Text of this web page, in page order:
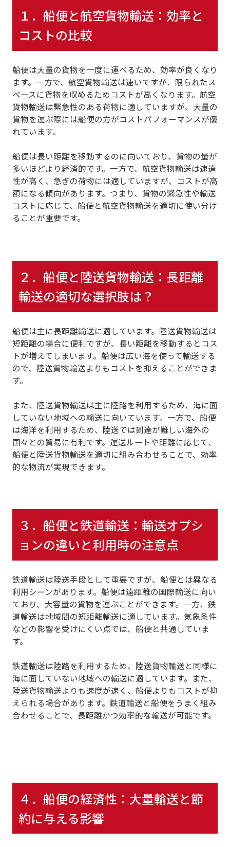
１． 船便と航空貨物輸送：効率と
コストの比較
船便は大量の貨物を一度に運べるため、効率が良くなり
ます。一方で、 航空貨物輸送は速いですが、限られたス
ペースに貨物を収めるためコストが高くなります。航空
貨物輸送は緊急性のある荷物に適していますが、大量の
貨物を運ぶ際には船便の方がコストパフォーマンスが優
れています。
船便は長い距離を移動するのに向いており、貨物の量が
多いほどより経済的です。一方で、航空貨物輸送は速達
性が高く、急ぎの荷物には適していますが、コストが高
額になる傾向があります。つまり、 貨物の緊急性や輸送
コストに応じて、船便と航空貨物輸送を適切に使い分け
ることが重要です。
２． 船便と陸送貨物輸送：長距離
輸送の適切な選択肢は？
船便は主に長距離輸送に適しています。 陸送貨物輸送は
短距離の場合に便利ですが、長い距離を移動するとコス
トが増えてしまいます。船便は広い海を使って輸送する
ので、陸送貨物輸送よりもコストを抑えることができま
す。
また、陸送貨物輸送は主に陸路を利用するため、海に面
していない地域への輸送に向いています。一方で、船便
は海洋を利用するため、陸送では到達が難しい海外の
国々との貿易に有利です。 運送ルートや距離に応じて、
船便と陸送貨物輸送を適切に組み合わせることで、効率
的な物流が実現できます。
３． 船便と鉄道輸送：輸送オプシ
ョンの違いと利用時の注意点
鉄道輸送は陸送手段として重要ですが、船便とは異なる
利用シーンがあります。 船便は遠距離の国際輸送に向い
ており、大容量の貨物を運ぶことができます。一方、 鉄
道輸送は地域間の短距離輸送に適しています。気象条件
などの影響を受けにくい点では、船便と共通していま
す。
鉄道輸送は陸路を利用するため、陸送貨物輸送と同様に
海に面していない地域への輸送に適しています。また、
陸送貨物輸送よりも速度が速く、船便よりもコストが抑
えられる場合があります。 鉄道輸送と船便をうまく組み
合わせることで、長距離かつ効率的な輸送が可能です。
４． 船便の経済性：大量輸送と節
約に与える影響